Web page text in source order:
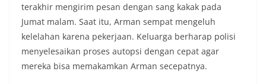
terakhir mengirim pesan dengan sang kakak pada
Jumat malam. Saat itu, Arman sempat mengeluh
kelelahan karena pekerjaan. Keluarga berharap polisi
menyelesaikan proses autopsi dengan cepat agar
mereka bisa memakamkan Arman secepatnya.